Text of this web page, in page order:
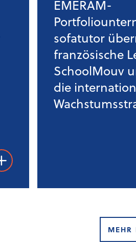
EMERAM-
sofatutor
französische
SchoolMouv
die
MEHR